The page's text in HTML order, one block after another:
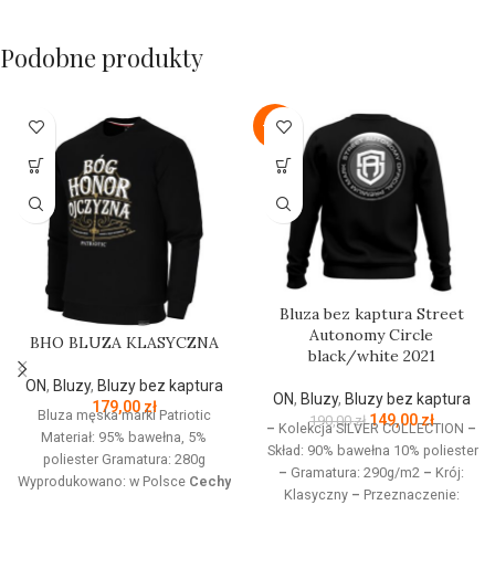
Podobne produkty
BHO BLUZA KLASYCZNA
ON, Bluzy, Bluzy bez kaptura
179,00 zł
Bluza męska marki Patriotic
Materiał: 95% bawełna, 5%
poliester Gramatura: 280g
Wyprodukowano: w Polsce Cechy
-22%
Bluza bez kaptura Street
Autonomy Circle
black/white 2021
ON, Bluzy, Bluzy bez kaptura
190,00zł 149,00zł
– Kolekcja SILVER COLLECTION –
Skład: 90% bawełna 10% poliester
– Gramatura: 290g/m2 – Krój:
Klasyczny – Przeznaczenie: